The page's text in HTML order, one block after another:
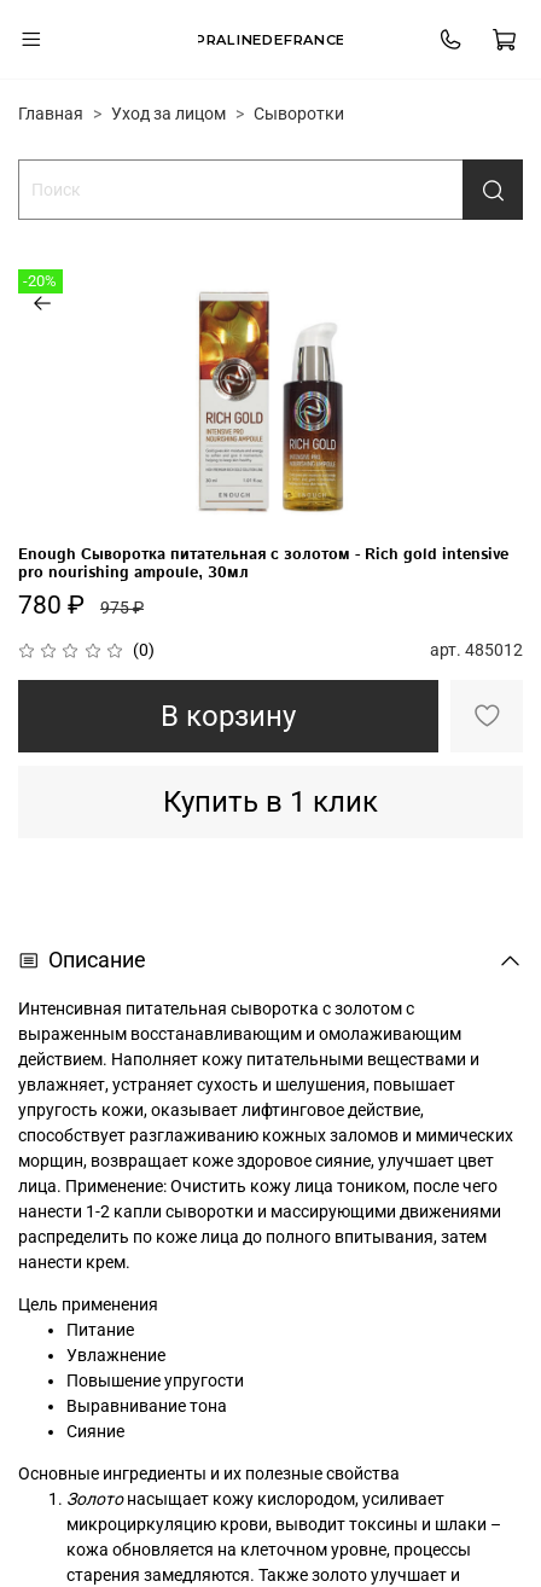
PRALINEDEFRANCE
Главная Уход за лицом Сыворотки
-20%
(0) арт. 485012
Enough Сыворотка питательная с золотом - Rich gold intensive
pro nourishing ampoule, 30мл
780 ₽ 975 ₽
В корзину
Купить в 1 клик
Описание
Интенсивная питательная сыворотка с золотом с
выраженным восстанавливающим и омолаживающим
действием. Наполняет кожу питательными веществами и
увлажняет, устраняет сухость и шелушения, повышает
упругость кожи, оказывает лифтинговое действие,
способствует разглаживанию кожных заломов и мимических
морщин, возвращает коже здоровое сияние, улучшает цвет
лица. Применение: Очистить кожу лица тоником, после чего
нанести 1-2 капли сыворотки и массирующими движениями
распределить по коже лица до полного впитывания, затем
нанести крем.
Цель применения
Питание
Увлажнение
Повышение упругости
Выравнивание тона
Сияние
Основные ингредиенты и их полезные свойства
Золотонасыщает кожу кислородом, усиливает
микроциркуляцию крови, выводит токсины и шлаки –
кожа обновляется на клеточном уровне, процессы
старения замедляются. Также золото улучшает и